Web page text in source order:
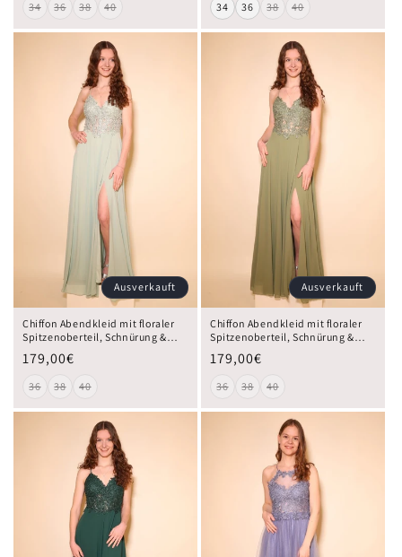
34 36 38 40 34 36 38 40
Ausverkauft
Chiffon Abendkleid mit floraler
Spitzenoberteil, Schnürung &
Schlitz, mint
179,00€
36 38 40
Ausverkauft
Chiffon Abendkleid mit floraler
Spitzenoberteil, Schnürung &
Schlitz, oliv
179,00€
36 38 40